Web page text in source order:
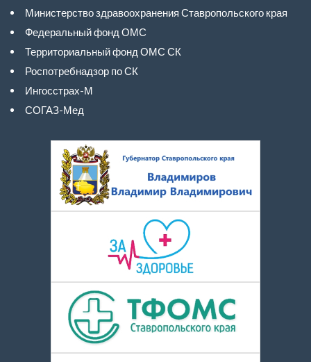
Министерство здравоохранения Ставропольского края
Федеральный фонд ОМС
Территориальный фонд ОМС СК
Роспотребнадзор по СК
Ингосстрах-М
СОГАЗ-Мед